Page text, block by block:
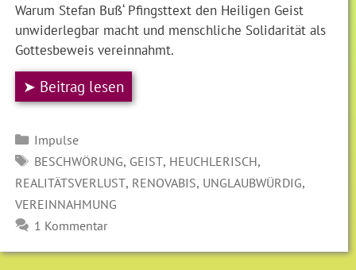
Warum Stefan Buß‘ Pfingsttext den Heiligen Geist
unwiderlegbar macht und menschliche Solidarität als
Gottesbeweis vereinnahmt.
➤ Beitrag lesen
Kategorien
Impulse
SCHLAGWÖRTER
BESCHWÖRUNG, GEIST, HEUCHLERISCH,
REALITÄTSVERLUST, RENOVABIS, UNGLAUBWÜRDIG,
VEREINNAHMUNG
1 Kommentar